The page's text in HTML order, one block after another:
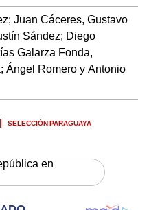
Juan Cáceres, Gustavo
Sández; Diego
Galarza Fonda,
Ángel Romero y Antonio
SELECCIÓN PARAGUAYA
en